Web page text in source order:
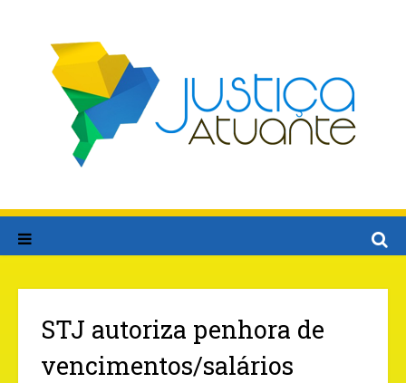
STJ autoriza penhora de
vencimentos/salários